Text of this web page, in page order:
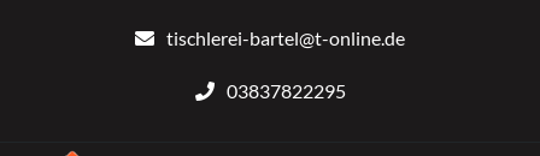
tischlerei-bartel@t-online.de
03837822295